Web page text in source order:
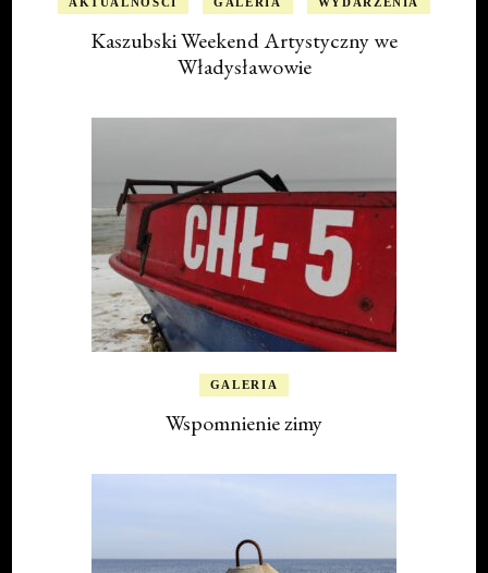
Kaszubski Weekend Artystyczny we
Władysławowie
GALERIA
Wspomnienie zimy